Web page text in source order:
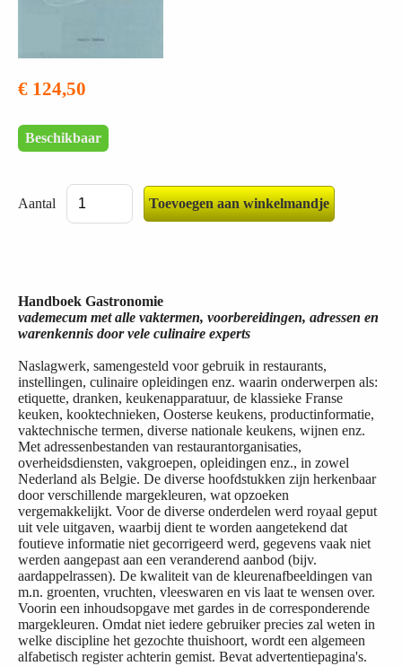
€ 124,50
Beschikbaar
Aantal
Handboek Gastronomie
vademecum met alle vaktermen, voorbereidingen, adressen en
warenkennis door vele culinaire experts
Naslagwerk, samengesteld voor gebruik in restaurants,
instellingen, culinaire opleidingen enz. waarin onderwerpen als:
etiquette, dranken, keukenapparatuur, de klassieke Franse
keuken, kooktechnieken, Oosterse keukens, productinformatie,
vaktechnische termen, diverse nationale keukens, wijnen enz.
Met adressenbestanden van restaurantorganisaties,
overheidsdiensten, vakgroepen, opleidingen enz., in zowel
Nederland als Belgie. De diverse hoofdstukken zijn herkenbaar
door verschillende margekleuren, wat opzoeken
vergemakkelijkt. Voor de diverse onderdelen werd royaal geput
uit vele uitgaven, waarbij dient te worden aangetekend dat
foutieve informatie niet gecorrigeerd werd, gegevens vaak niet
werden aangepast aan een veranderend aanbod (bijv.
aardappelrassen). De kwaliteit van de kleurenafbeeldingen van
m.n. groenten, vruchten, vleeswaren en vis laat te wensen over.
Voorin een inhoudsopgave met gardes in de corresponderende
margekleuren. Omdat niet iedere gebruiker precies zal weten in
welke discipline het gezochte thuishoort, wordt een algemeen
alfabetisch register achterin gemist. Bevat advertentiepagina's.